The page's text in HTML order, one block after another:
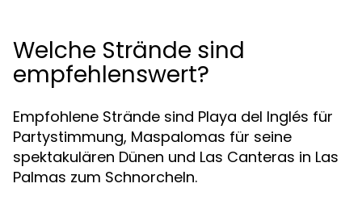
Welche Strände sind
empfehlenswert?
Empfohlene Strände sind Playa del Inglés für
Partystimmung, Maspalomas für seine
spektakulären Dünen und Las Canteras in Las
Palmas zum Schnorcheln.